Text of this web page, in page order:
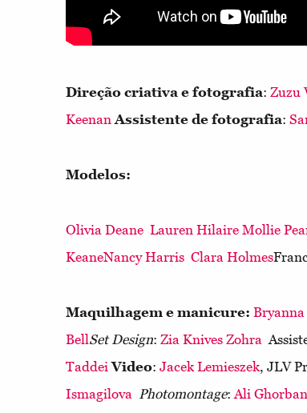
Direção criativa e fotografia: Zuzu
Keenan Assistente de fotografia:
Modelos:
Olivia Deane Lauren Hilaire Mollie
KeaneNancy Harris Clara Holmes
Maquilhagem e manicure:
BellSet Design: Zia Knives Zohra
Taddei Video: Jacek Lemieszek, JLV
Ismagilova Photomontage:Ali